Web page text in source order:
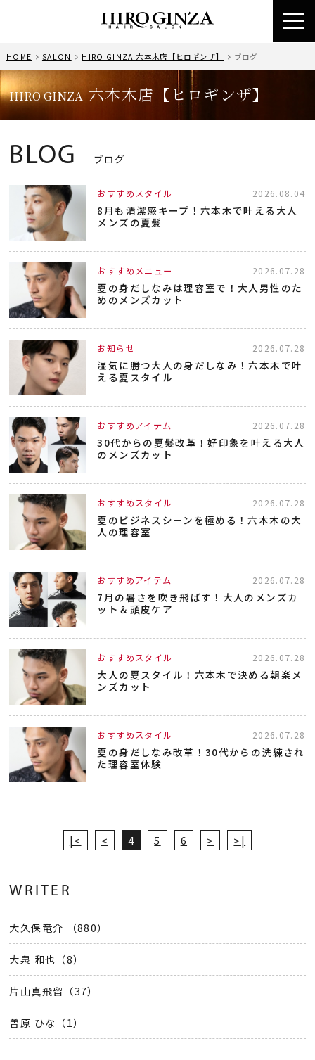
HOME SALON HIRO GINZA 六本木店【ヒロギンザ】 ブログ
HIRO GINZA六本木店【ヒロギンザ】
BLOG ブログ
おすすめスタイル 2026.08.04
8月も清潔感キープ！六本木で叶える大人
メンズの夏髪
おすすめメニュー 2026.07.28
夏の身だしなみは理容室で！大人男性のた
めのメンズカット
お知らせ 2026.07.28
湿気に勝つ大人の身だしなみ！六本木で叶
える夏スタイル
おすすめアイテム 2026.07.28
30代からの夏髪改革！好印象を叶える大人
のメンズカット
おすすめスタイル 2026.07.28
夏のビジネスシーンを極める！六本木の大
人の理容室
おすすめアイテム 2026.07.28
7月の暑さを吹き飛ばす！大人のメンズカ
ット＆頭皮ケア
おすすめスタイル 2026.07.28
大人の夏スタイル！六本木で決める朝楽メ
ンズカット
おすすめスタイル 2026.07.28
夏の身だしなみ改革！30代からの洗練され
た理容室体験
|< < 4 5 6 > >|
WRITER
大久保竜介 （880）
大泉 和也（8）
片山真飛留（37）
曽原 ひな（1）